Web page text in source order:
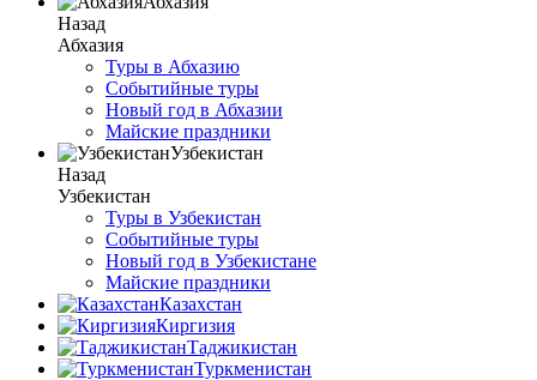
Назад
Абхазия
Туры в Абхазию
Событийные туры
Новый год в Абхазии
Майские праздники
Узбекистан
Назад
Узбекистан
Туры в Узбекистан
Событийные туры
Новый год в Узбекистане
Майские праздники
Казахстан
Киргизия
Таджикистан
Туркменистан